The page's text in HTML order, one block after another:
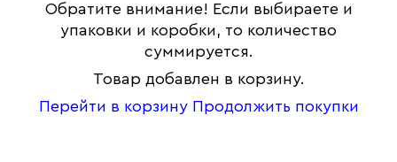
Обратите внимание! Если выбираете и
упаковки и коробки, то количество
суммируется.
Товар добавлен в корзину.
Перейти в корзину Продолжить покупки